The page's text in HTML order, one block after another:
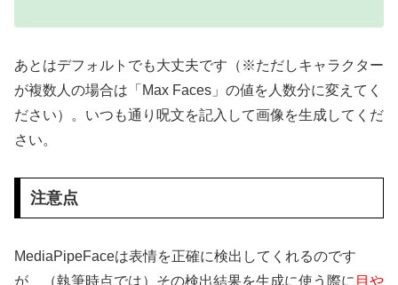
あとはデフォルトでも大丈夫です（※ただしキャラクター
が複数人の場合は「Max Faces」の値を人数分に変えてく
ださい）。いつも通り呪文を記入して画像を生成してくだ
さい。
注意点
MediaPipeFaceは表情を正確に検出してくれるのです
が、（執筆時点では）その検出結果を生成に使う際に 目や